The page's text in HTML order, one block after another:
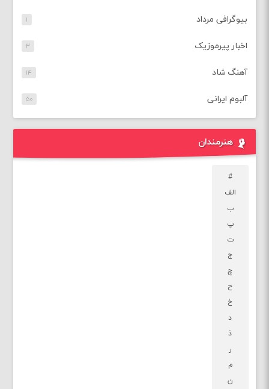
بیوگرافی مرداد ۱
اخبار پیرموزیک ۳
آهنگ شاد ۱۴
آلبوم ایرانی ۵۰
هنرمندان
#
الف
ب
پ
ت
ج
چ
ح
خ
د
ذ
ر
م
ن